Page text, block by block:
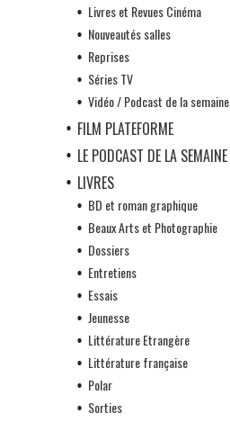
Livres et Revues Cinéma
Nouveautés salles
Reprises
Séries TV
Vidéo / Podcast de la semaine
FILM PLATEFORME
LE PODCAST DE LA SEMAINE
LIVRES
BD et roman graphique
Beaux Arts et Photographie
Dossiers
Entretiens
Essais
Jeunesse
Littérature Etrangère
Littérature française
Polar
Sorties